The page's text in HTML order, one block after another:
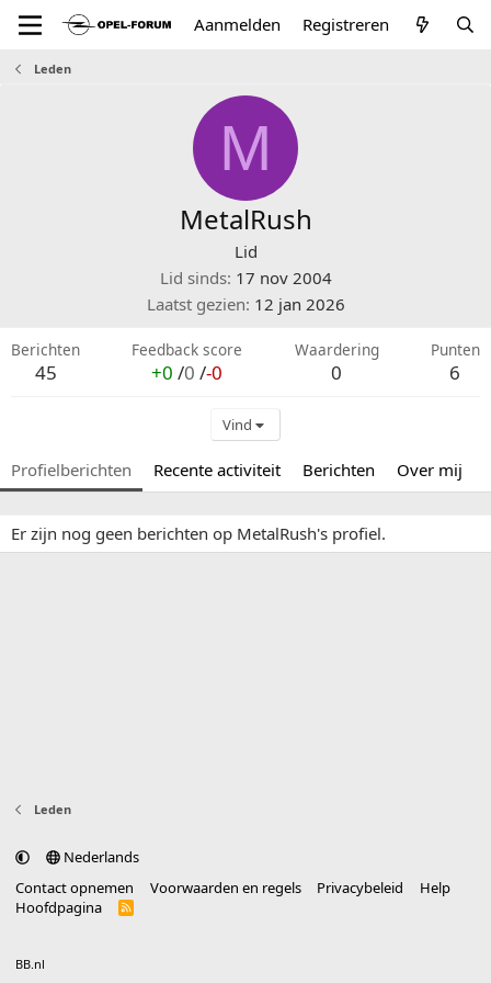
Aanmelden Registreren
Leden
M
MetalRush
Lid
Lid sinds 17 nov 2004
Laatst gezien 12 jan 2026
Berichten
45
Feedback score
+0 /0 /-0
Waardering
0
Punten
6
Vind
Profielberichten Recente activiteit Berichten Over mij
Er zijn nog geen berichten op MetalRush's profiel.
Leden
Nederlands
Contact opnemen
Voorwaarden en regels Privacybeleid
Help
Hoofdpagina
R
BB.nl